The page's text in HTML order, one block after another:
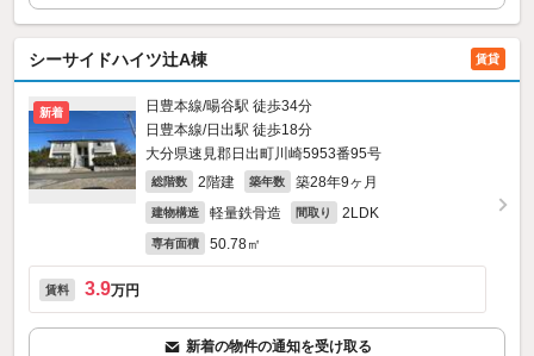
シーサイドハイツ辻A棟 賃貸
新着
日豊本線/暘谷駅 徒歩34分
日豊本線/日出駅 徒歩18分
大分県速見郡日出町川崎5953番95号
総階数 2階建 築年数 築28年9ヶ月
建物構造 軽量鉄骨造 間取り 2LDK
専有面積 50.78㎡
賃料 3.9万円
新着の物件の通知を受け取る